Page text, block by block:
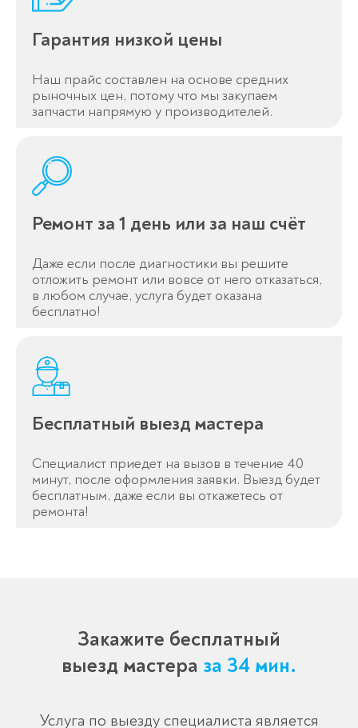
Гарантия низкой цены
Наш прайс составлен на основе средних
рыночных цен, потому что мы закупаем
запчасти напрямую у производителей.
Ремонт за 1 день или за наш счёт
Даже если после диагностики вы решите
отложить ремонт или вовсе от него отказаться,
в любом случае, услуга будет оказана
бесплатно!
Бесплатный выезд мастера
Специалист приедет на вызов в течение 40
минут, после оформления заявки. Выезд будет
бесплатным, даже если вы откажетесь от
ремонта!
Закажите бесплатный
выезд мастера за 34 мин.
Услуга по выезду специалиста является